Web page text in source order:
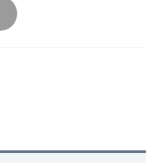
Alternative: